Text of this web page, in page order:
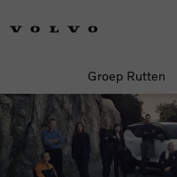
Groep Rutten